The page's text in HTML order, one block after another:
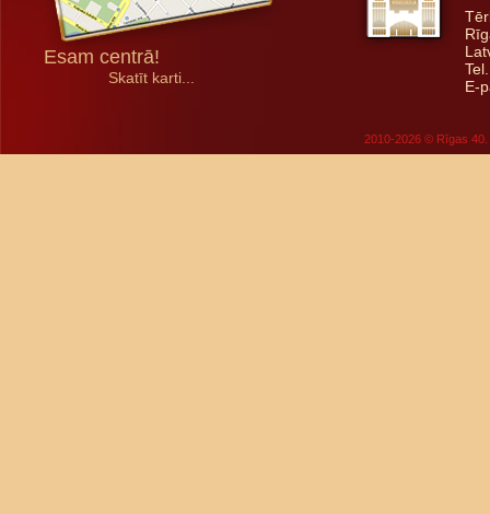
Esam centrā!
Skatīt karti...
E-
2010-2026 © Rīgas